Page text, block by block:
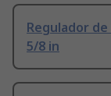
Regulador de
5/8 in